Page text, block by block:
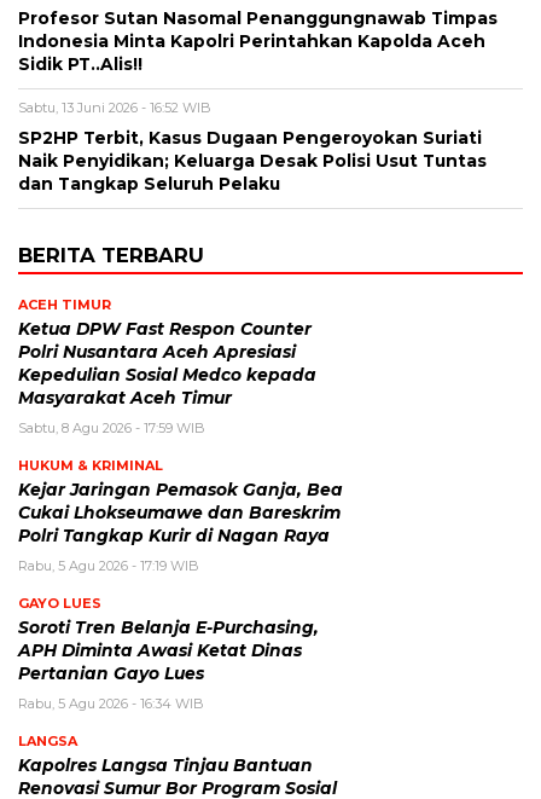
Profesor Sutan Nasomal Penanggungnawab Timpas
Indonesia Minta Kapolri Perintahkan Kapolda Aceh
Sidik PT..Alis!!
Sabtu, 13 Juni 2026 - 16:52 WIB
SP2HP Terbit, Kasus Dugaan Pengeroyokan Suriati
Naik Penyidikan; Keluarga Desak Polisi Usut Tuntas
dan Tangkap Seluruh Pelaku
BERITA TERBARU
ACEH TIMUR
Ketua DPW Fast Respon Counter
Polri Nusantara Aceh Apresiasi
Kepedulian Sosial Medco kepada
Masyarakat Aceh Timur
Sabtu, 8 Agu 2026 - 17:59 WIB
HUKUM & KRIMINAL
Kejar Jaringan Pemasok Ganja, Bea
Cukai Lhokseumawe dan Bareskrim
Polri Tangkap Kurir di Nagan Raya
Rabu, 5 Agu 2026 - 17:19 WIB
GAYO LUES
Soroti Tren Belanja E-Purchasing,
APH Diminta Awasi Ketat Dinas
Pertanian Gayo Lues
Rabu, 5 Agu 2026 - 16:34 WIB
LANGSA
Kapolres Langsa Tinjau Bantuan
Renovasi Sumur Bor Program Sosial